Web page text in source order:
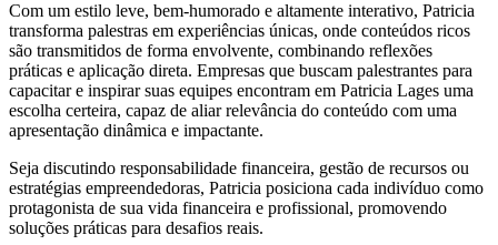
Com um estilo leve, bem-humorado e altamente interativo, Patricia
transforma palestras em experiências únicas, onde conteúdos ricos
são transmitidos de forma envolvente, combinando reflexões
práticas e aplicação direta. Empresas que buscam palestrantes para
capacitar e inspirar suas equipes encontram em Patricia Lages uma
escolha certeira, capaz de aliar relevância do conteúdo com uma
apresentação dinâmica e impactante.
Seja discutindo responsabilidade financeira, gestão de recursos ou
estratégias empreendedoras, Patricia posiciona cada indivíduo como
protagonista de sua vida financeira e profissional, promovendo
soluções práticas para desafios reais.